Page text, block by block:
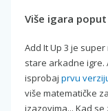
Više igara
Add It Up 3 je
stare arkadne igre.
isprobaj prvu
više matematičke
izazovima... Kad